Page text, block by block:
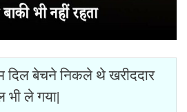
बेचने निकले थे खरीददार
भी ले गया|